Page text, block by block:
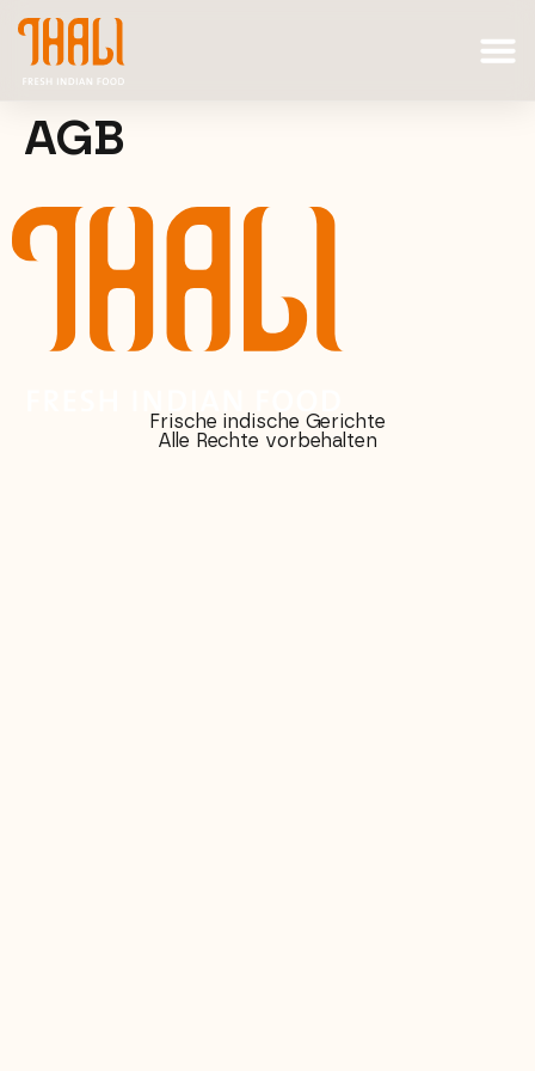
AGB
Frische indische Gerichte
Alle Rechte vorbehalten